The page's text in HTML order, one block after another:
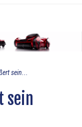
sein...
sein